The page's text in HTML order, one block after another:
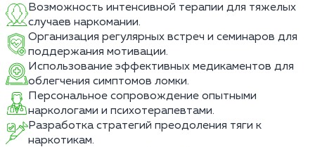
Возможность интенсивной терапии для тяжелых
случаев наркомании.
Организация регулярных встреч и семинаров для
поддержания мотивации.
Использование эффективных медикаментов для
облегчения симптомов ломки.
Персональное сопровождение опытными
наркологами и психотерапевтами.
Разработка стратегий преодоления тяги к
наркотикам.